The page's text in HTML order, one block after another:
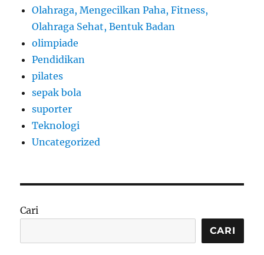
Olahraga, Mengecilkan Paha, Fitness,
Olahraga Sehat, Bentuk Badan
olimpiade
Pendidikan
pilates
sepak bola
suporter
Teknologi
Uncategorized
Cari
CARI